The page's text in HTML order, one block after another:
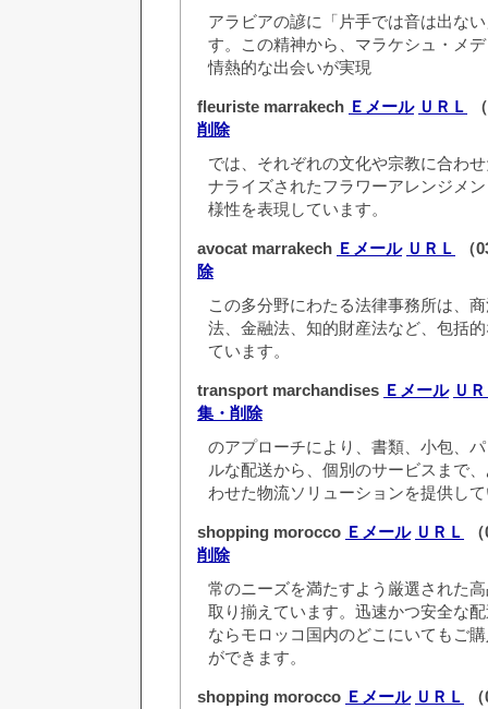
アラビアの諺に「片手では音は出な
す。この精神から、マラケシュ・メ
情熱的な出会いが実現
fleuriste marrakech Ｅメール ＵＲＬ
削除
では、それぞれの文化や宗教に合わ
ナライズされたフラワーアレンジメ
様性を表現しています。
avocat marrakech Ｅメール ＵＲＬ
（
除
この多分野にわたる法律事務所は、
法、金融法、知的財産法など、包括
ています。
transport marchandises Ｅメール Ｕ
集・削除
のアプローチにより、書類、小包、
ルな配送から、個別のサービスまで
わせた物流ソリューションを提供し
shopping morocco Ｅメール ＵＲＬ
削除
常のニーズを満たすよう厳選された
取り揃えています。迅速かつ安全な
ならモロッコ国内のどこにいてもご
ができます。
shopping morocco Ｅメール ＵＲＬ